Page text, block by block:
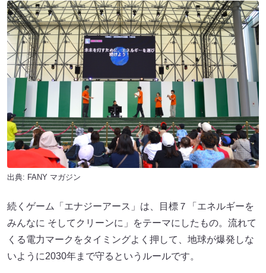
出典: FANY マガジン
続くゲーム「エナジーアース」は、目標７「エネルギーを
みんなに そしてクリーンに」をテーマにしたもの。流れて
くる電力マークをタイミングよく押して、地球が爆発しな
いように2030年まで守るというルールです。